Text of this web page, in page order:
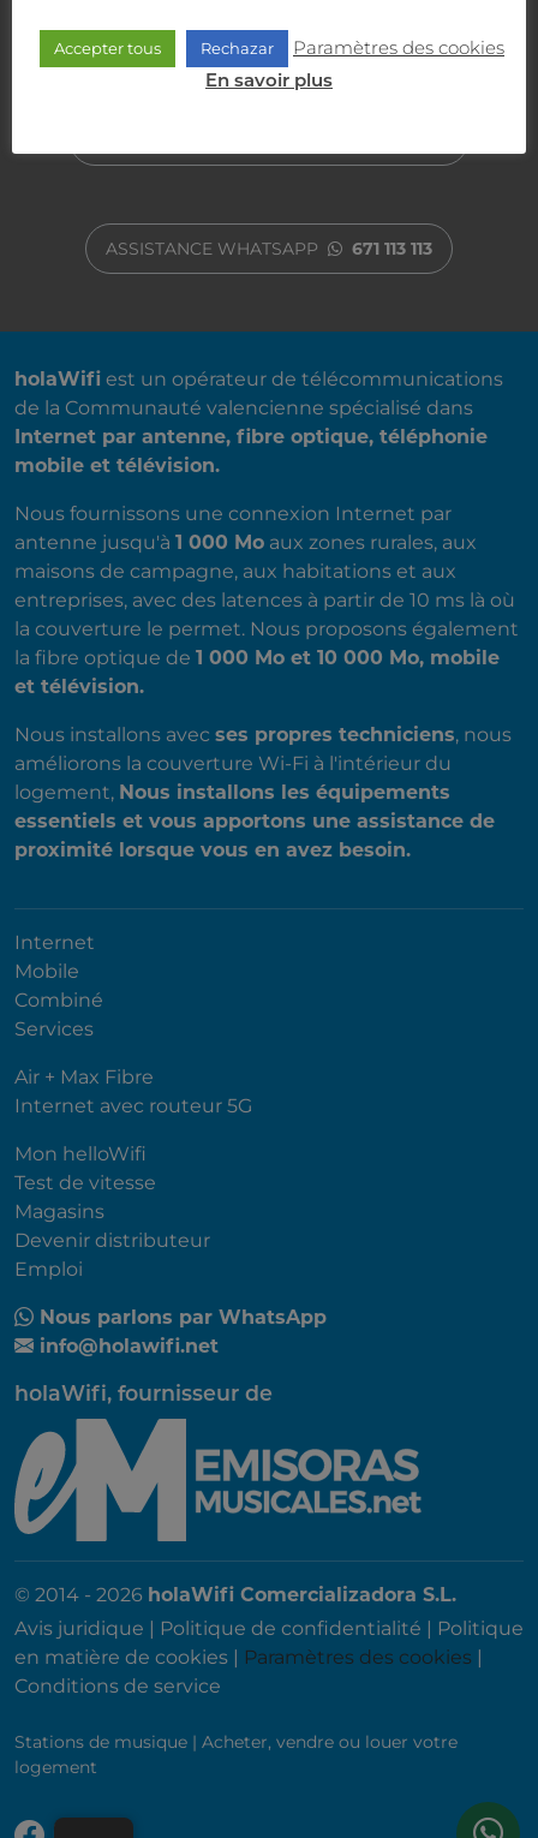
ASSISTANCE WHATSAPP 671 113 113
holaWifi est un opérateur de télécommunications
de la Communauté valencienne spécialisé dans
Internet par antenne, fibre optique, téléphonie
mobile et télévision.
Nous fournissons une connexion Internet par
antenne jusqu'à 1 000 Mo aux zones rurales, aux
maisons de campagne, aux habitations et aux
entreprises, avec des latences à partir de 10 ms là où
la couverture le permet. Nous proposons également
la fibre optique de 1 000 Mo et 10 000 Mo, mobile
et télévision.
Nous installons avec ses propres techniciens, nous
améliorons la couverture Wi-Fi à l'intérieur du
logement, Nous installons les équipements
essentiels et vous apportons une assistance de
proximité lorsque vous en avez besoin.
Internet
Mobile
Combiné
Services
Air + Max Fibre
Internet avec routeur 5G
Mon helloWifi
Test de vitesse
Magasins
Devenir distributeur
Emploi
Nous parlons par WhatsApp
info@holawifi.net
holaWifi, fournisseur de
© 2014 - 2026 holaWifi Comercializadora S.L.
Avis juridique
Politique de confidentialité
Politique
en matière de cookies
Paramètres des cookies
Conditions de service
Stations de musique | Acheter, vendre ou louer votre
logement
Accepter tous Rechazar Paramètres des cookies
En savoir plus